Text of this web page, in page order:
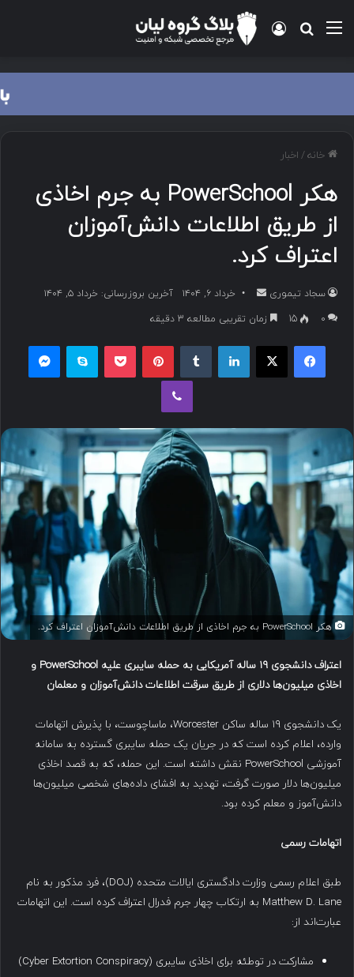
منو جستجو برای
ورود
خانه/ اخبار
هکر PowerSchool به جرم اخاذی
از طریق اطلاعات دانش‌آموزان
اعتراف کرد.
سجاد تیموری
ا
ا
ی
ی
ل
خرداد ۶, ۱۴۰۴
آخرین بروزرسانی: خرداد ۵, ۱۴۰۴
۰
15 زمان تقریبی مطالعه 3 دقیقه
فیسبوک ایکس لینکداین پینتریست پاکت اسکایپ
وایبر
هکر PowerSchool به جرم اخاذی از طریق اطلاعات دانش‌آموزان اعتراف کرد.
اعتراف دانشجوی ۱۹ ساله آمریکایی به حمله سایبری علیه
و
اخاذی میلیون‌ها دلاری از طریق سرقت اطلاعات دانش‌آموزان و معلمان
یک دانشجوی ۱۹ ساله ساکن Worcester، ماساچوست، با پذیرش اتهامات
وارده، اعلام کرده است که در جریان یک حمله سایبری گسترده به سامانه
آموزشی PowerSchool نقش داشته است. این حمله، که به قصد اخاذی
میلیون‌ها دلار صورت گرفت، تهدید به افشای داده‌های شخصی میلیون‌ها
دانش‌آموز و معلم کرده بود.
اتهامات رسمی
طبق اعلام رسمی وزارت دادگستری ایالات متحده (DOJ)، فرد مذکور به نام
Matthew D. Lane به ارتکاب چهار جرم فدرال اعتراف کرده است. این اتهامات
عبارت‌اند از:
مشارکت در توطئه برای اخاذی سایبری (Cyber Extortion Conspiracy)